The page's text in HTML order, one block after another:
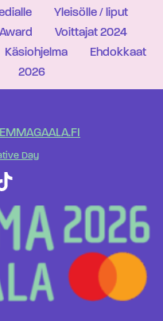
Yleisölle / liput
Voittajat 2024
Käsiohjelma
Ehdokkaat
2026
Day